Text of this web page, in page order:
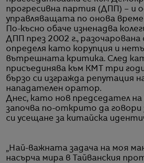
прогресивна партия (ДПП) – и
управляващата по онова
По-късно обаче изненадва
ДПП през 2002 г.,
определя като корупция и
вътрешната критика. След
присъединява към КМТ три
бързо си изгражда репутация
нападателен оратор.
Днес, като нов председател
започва по-открито да
си усещане за китайска
„Най-важната задача на моя
насърча мира в Тайванския